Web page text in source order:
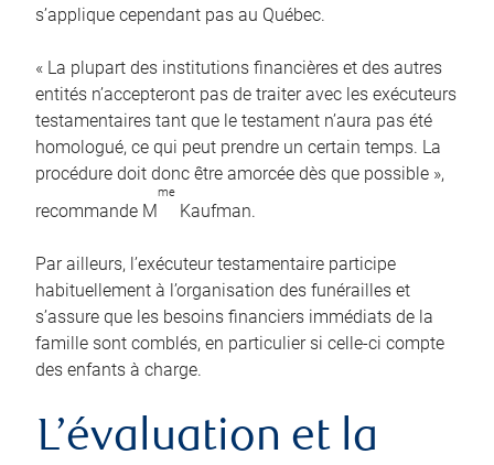
s’applique cependant pas au Québec.
« La plupart des institutions financières et des autres
entités n’accepteront pas de traiter avec les exécuteurs
testamentaires tant que le testament n’aura pas été
homologué, ce qui peut prendre un certain temps. La
procédure doit donc être amorcée dès que possible »,
recommande M
me
Kaufman.
Par ailleurs, l’exécuteur testamentaire participe
habituellement à l’organisation des funérailles et
s’assure que les besoins financiers immédiats de la
famille sont comblés, en particulier si celle-ci compte
des enfants à charge.
L’évaluation et la